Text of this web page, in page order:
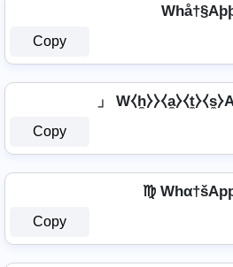
Copy
」
Copy
♍
Copy